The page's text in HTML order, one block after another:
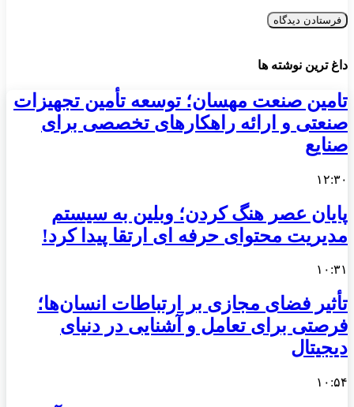
داغ ترین نوشته ها
تامین صنعت مهسان؛ توسعه تأمین تجهیزات
صنعتی و ارائه راهکارهای تخصصی برای
صنایع
۱۲:۳۰
پایان عصر هنگ کردن؛ وبلین به سیستم
مدیریت محتوای حرفه ای ارتقا پیدا کرد!
۱۰:۳۱
تأثیر فضای مجازی بر ارتباطات انسان‌ها؛
فرصتی برای تعامل و آشنایی در دنیای
دیجیتال
۱۰:۵۴